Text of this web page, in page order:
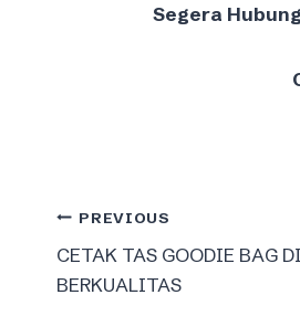
Segera
Post
navigation
PREVIOUS
CETAK TAS GOODIE BAG
BERKUALITAS